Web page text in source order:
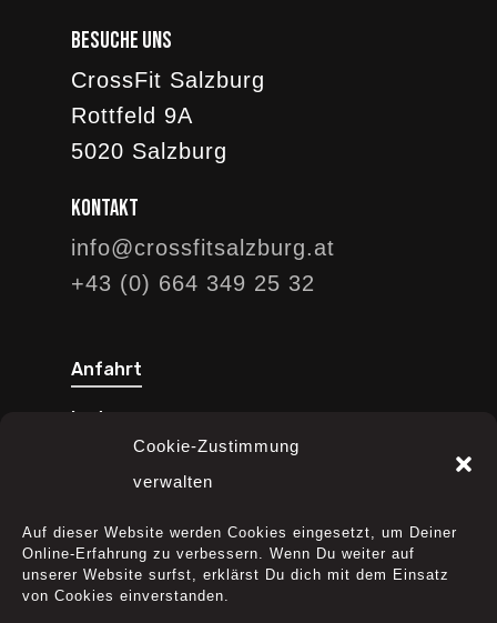
Cookie-Zustimmung
verwalten
Auf dieser Website werden Cookies eingesetzt, um Deiner
Online-Erfahrung zu verbessern. Wenn Du weiter auf
unserer Website surfst, erklärst Du dich mit dem Einsatz
von Cookies einverstanden.
Besuche uns
CrossFit Salzburg
Rottfeld 9A
5020 Salzburg
Kontakt
info@crossfitsalzburg.at
+43 (0) 664 349 25 32
Anfahrt
Instagram